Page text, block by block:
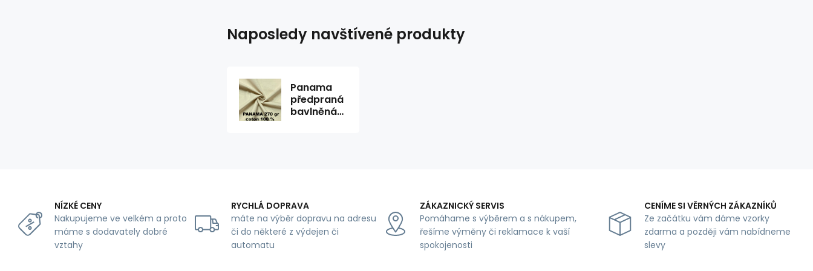
Naposledy navštívené produkty
Panama
předpraná
bavlněná
NÍZKÉ CENY
Nakupujeme ve velkém a proto
máme s dodavately dobré
vztahy
RYCHLÁ DOPRAVA
máte na výběr dopravu na adresu
či do některé z výdejen či
automatu
ZÁKAZNICKÝ SERVIS
Pomáhame s výběrem a s nákupem,
řešíme výměny či reklamace k vaší
spokojenosti
CENÍME SI VĚRNÝCH ZÁKAZNÍKŮ
Ze začátku vám dáme vzorky
zdarma a později vám nabídneme
slevy